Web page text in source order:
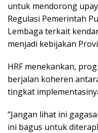
untuk mendorong
Regulasi Pemerintah
Lembaga terkait
menjadi kebijakan
HRF menekankan,
berjalan koheren
tingkat
“Jangan lihat ini
ini bagus untuk